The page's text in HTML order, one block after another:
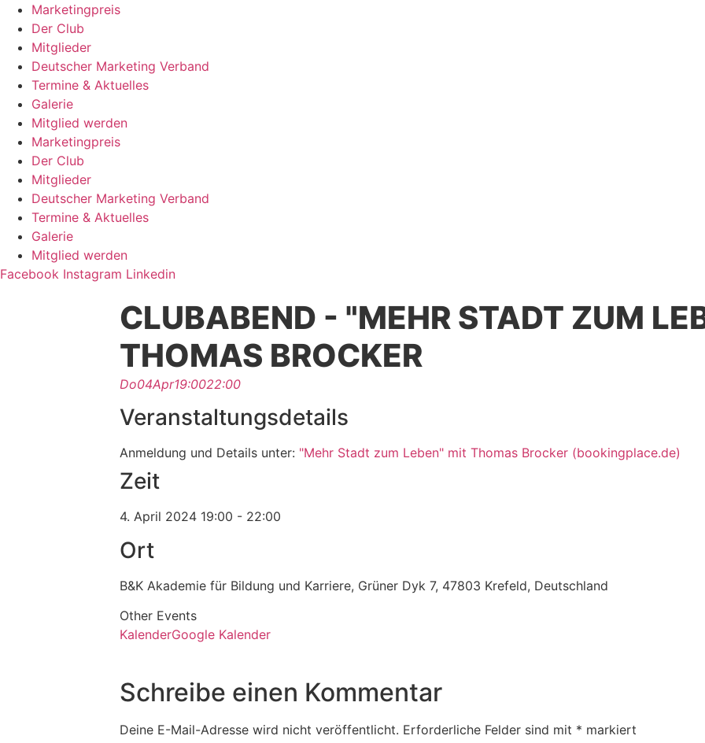
Zum
Inhalt
springen
Marketingpreis
Der Club
Mitglieder
Deutscher Marketing Verband
Termine & Aktuelles
Galerie
Mitglied werden
Marketingpreis
Der Club
Mitglieder
Deutscher Marketing Verband
Termine & Aktuelles
Galerie
Mitglied werden
Facebook Instagram Linkedin
CLUBABEND - "MEHR STADT ZUM
THOMAS BROCKER
Do04Apr19:0022:00
Veranstaltungsdetails
Anmeldung und Details unter: "Mehr Stadt zum Leben" mit Thomas Brocker (bookingplace.de)
Zeit
4. April 2024 19:00 - 22:00
Ort
B&K Akademie für Bildung und Karriere, Grüner Dyk 7, 47803 Krefeld, Deutschland
Other Events
KalenderGoogle Kalender
Schreibe einen Kommentar
Deine E-Mail-Adresse wird nicht veröffentlicht. Erforderliche Felder sind mit * markiert